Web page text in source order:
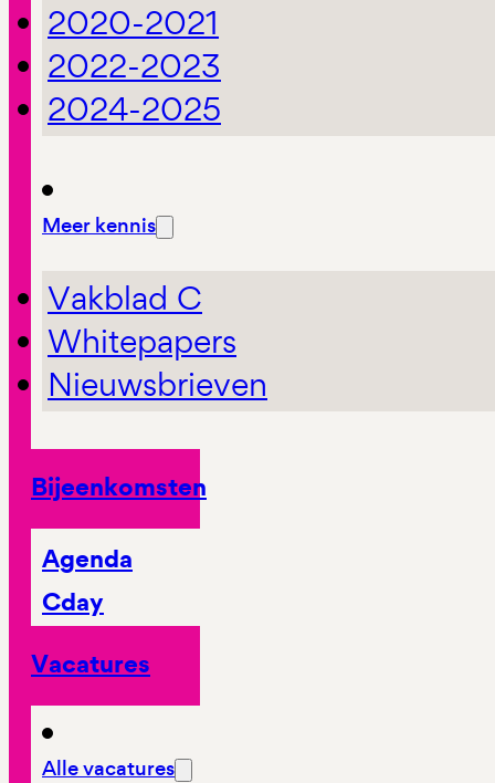
2020-2021
2022-2023
2024-2025
Meer kennis
Vakblad C
Whitepapers
Nieuwsbrieven
Bijeenkomsten
Agenda
Cday
Vacatures
Alle vacatures